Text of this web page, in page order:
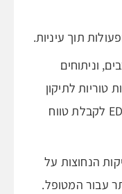
תוך עיניות.
וניתוחים
לתיקון
אסטיגמטיזם, מולטיפוקאליות ו-EDOF לקבלת טווח
הנחוצות על
עבור המטופל.